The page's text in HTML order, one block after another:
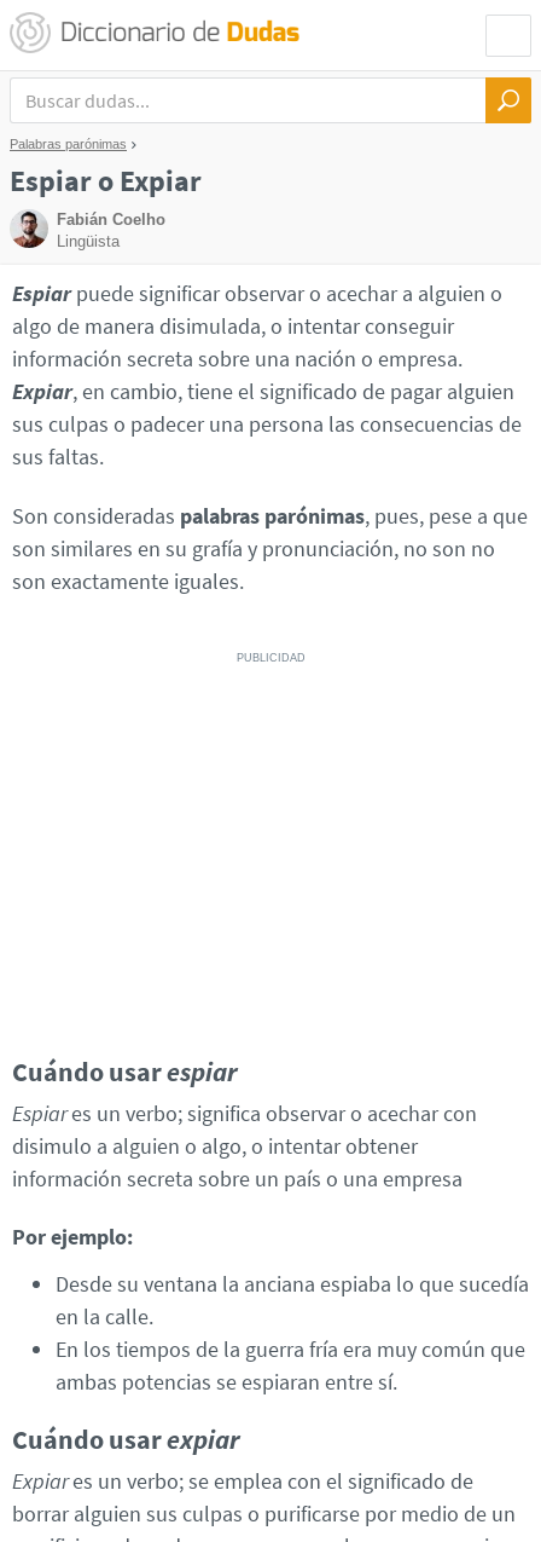
Palabras parónimas
Espiar o Expiar
Fabián Coelho
Lingüista
Espiarpuede significar observar o acechar a alguien o
algo de manera disimulada, o intentar conseguir
información secreta sobre una nación o empresa.
Expiar, en cambio, tiene el significado de pagar alguien
sus culpas o padecer una persona las consecuencias de
sus faltas.
Son consideradas palabras parónimas, pues, pese a que
son similares en su grafía y pronunciación, no son no
son exactamente iguales.
Cuándo usarespiar
Espiares un verbo; significa observar o acechar con
disimulo a alguien o algo, o intentar obtener
información secreta sobre un país o una empresa
Por ejemplo:
Desde su ventana la anciana espiaba lo que sucedía
en la calle.
En los tiempos de la guerra fría era muy común que
ambas potencias se espiaran entre sí.
Cuándo usarexpiar
Expiares un verbo; se emplea con el significado de
borrar alguien sus culpas o purificarse por medio de un